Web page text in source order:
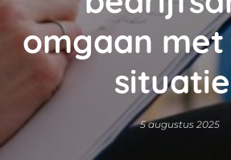
omgaan
5 augustus 2025